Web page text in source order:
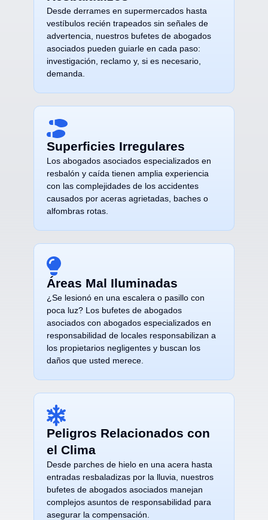
Desde derrames en supermercados hasta
vestíbulos recién trapeados sin señales de
advertencia, nuestros bufetes de abogados
asociados pueden guiarle en cada paso:
investigación, reclamo y, si es necesario,
demanda.
Superficies Irregulares
Los abogados asociados especializados en
resbalón y caída tienen amplia experiencia
con las complejidades de los accidentes
causados por aceras agrietadas, baches o
alfombras rotas.
Áreas Mal Iluminadas
¿Se lesionó en una escalera o pasillo con
poca luz? Los bufetes de abogados
asociados con abogados especializados en
responsabilidad de locales responsabilizan a
los propietarios negligentes y buscan los
daños que usted merece.
Peligros Relacionados con
el Clima
Desde parches de hielo en una acera hasta
entradas resbaladizas por la lluvia, nuestros
bufetes de abogados asociados manejan
complejos asuntos de responsabilidad para
asegurar la compensación.